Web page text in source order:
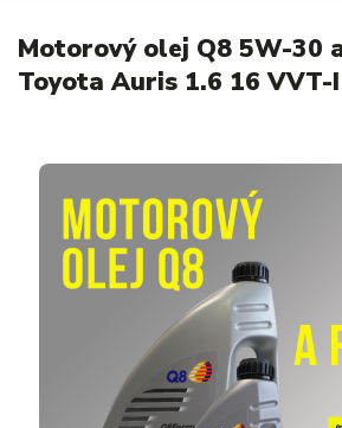
Motorový olej Q8 5W-30
Toyota Auris 1.6 16 VVT-